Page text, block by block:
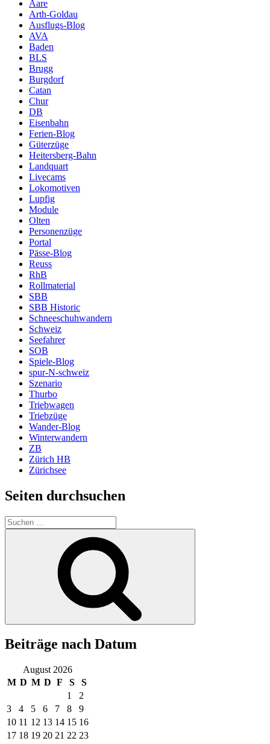
Aare
Arth-Goldau
Ausflugs-Blog
AVA
Baden
BLS
Brugg
Burgdorf
Catan
Chur
DB
Eisenbahn
Ferien-Blog
Güterzüge
Heitersberg-Bahn
Landquart
Livecams
Lokomotiven
Lupfig
Module
Olten
Personenzüge
Portal
Pässe-Blog
Reuss
RhB
Rollmaterial
SBB
SBB Historic
Schneeschuhwandern
Schweiz
Seefahrer
SOB
Spiele-Blog
spur-N-schweiz
Szenario
Thurbo
Triebwagen
Triebzüge
Wander-Blog
Winterwandern
ZB
Zürich HB
Zürichsee
Seiten durchsuchen
Suchen
nach:
Beiträge nach Datum
August 2026
M D M D F S
S
1
2
3
4 5 6 7 8
9
10 11 12 13 14 15 16
17 18 19 20 21 22 23